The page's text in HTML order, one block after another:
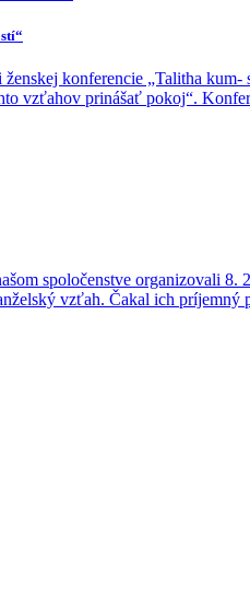
ženskej konferencie „Talitha
vzťahov prinášať pokoj“.
spoločenstve organizovali
vzťah. Čakal ich